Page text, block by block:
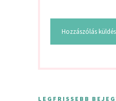
LEGFRISSEBB